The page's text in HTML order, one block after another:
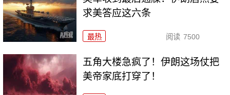
求美答应这六条
最热 阅读 7500
五角大楼急疯了！伊朗这场仗把
美帝家底打穿了！